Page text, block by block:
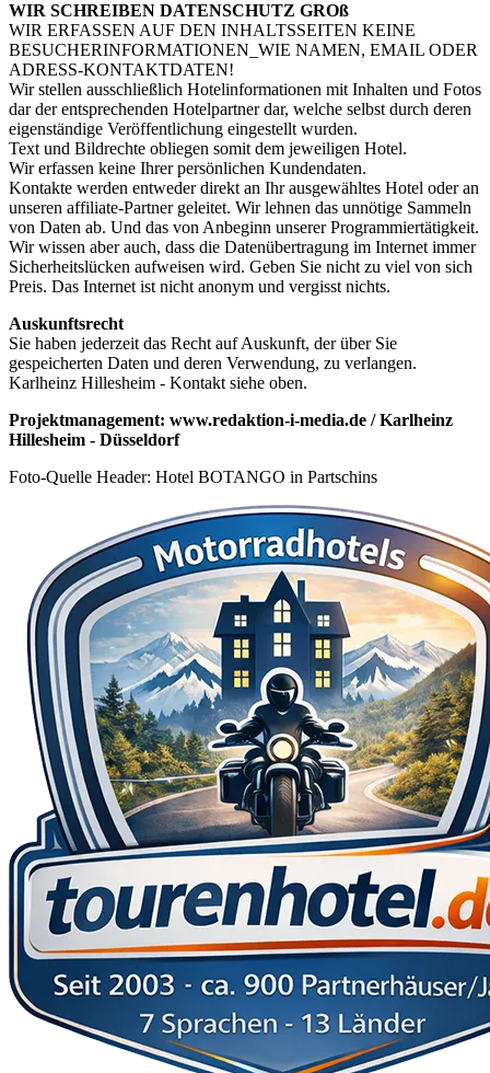
WIR SCHREIBEN DATENSCHUTZ GROß
WIR ERFASSEN AUF DEN INHALTSSEITEN KEINE
BESUCHERINFORMATIONEN_WIE NAMEN, EMAIL ODER
ADRESS-KONTAKTDATEN!
Wir stellen ausschließlich Hotelinformationen mit Inhalten und Fotos
dar der entsprechenden Hotelpartner dar, welche selbst durch deren
eigenständige Veröffentlichung eingestellt wurden.
Text und Bildrechte obliegen somit dem jeweiligen Hotel.
Wir erfassen keine Ihrer persönlichen Kundendaten.
Kontakte werden entweder direkt an Ihr ausgewähltes Hotel oder an
unseren affiliate-Partner geleitet. Wir lehnen das unnötige Sammeln
von Daten ab. Und das von Anbeginn unserer Programmiertätigkeit.
Wir wissen aber auch, dass die Datenübertragung im Internet immer
Sicherheitslücken aufweisen wird. Geben Sie nicht zu viel von sich
Preis. Das Internet ist nicht anonym und vergisst nichts.
Auskunftsrecht
Sie haben jederzeit das Recht auf Auskunft, der über Sie
gespeicherten Daten und deren Verwendung, zu verlangen.
Karlheinz Hillesheim - Kontakt siehe oben.
Projektmanagement: www.redaktion-i-media.de / Karlheinz
Hillesheim - Düsseldorf
Foto-Quelle Header: Hotel BOTANGO in Partschins